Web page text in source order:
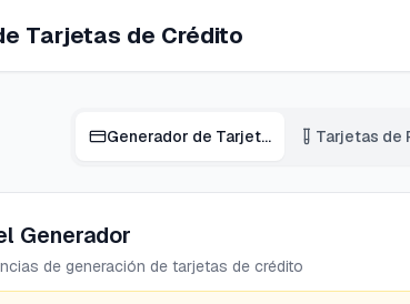
Tarjetas de Crédito
Generador de Tarjetas de Crédito
Generador
de generación de tarjetas de crédito